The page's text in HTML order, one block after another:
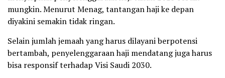
mungkin. Menurut Menag, tantangan haji ke depan
diyakini semakin tidak ringan.
Selain jumlah jemaah yang harus dilayani berpotensi
bertambah, penyelenggaraan haji mendatang juga harus
bisa responsif terhadap Visi Saudi 2030.